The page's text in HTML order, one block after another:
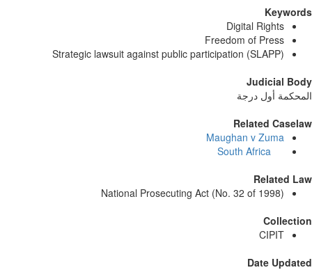
Digital Rights
Freedom of Press
Strategic lawsuit against public participation (SLAPP)
Judicial
أول درجة
Related
Maughan v Zuma
South Africa
Related
National Prosecuting Act (No. 32 of 1998)
CIPIT
Date